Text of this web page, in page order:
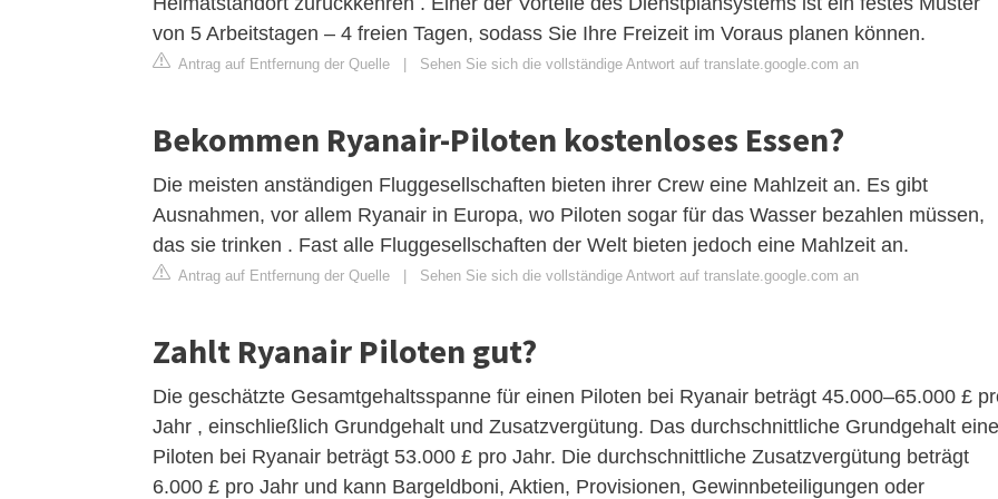
von 5 Arbeitstagen – 4 freien Tagen, sodass Sie Ihre Freizeit im Voraus planen können.
Antrag auf Entfernung der Quelle | Sehen Sie sich die vollständige Antwort auf translate.google.com an
Bekommen Ryanair-Piloten kostenloses Essen?
Die meisten anständigen Fluggesellschaften bieten ihrer Crew eine Mahlzeit an. Es gibt
Ausnahmen, vor allem Ryanair in Europa, wo Piloten sogar für das Wasser bezahlen müssen,
das sie trinken . Fast alle Fluggesellschaften der Welt bieten jedoch eine Mahlzeit an.
Antrag auf Entfernung der Quelle | Sehen Sie sich die vollständige Antwort auf translate.google.com an
Zahlt Ryanair Piloten gut?
Die geschätzte Gesamtgehaltsspanne für einen Piloten bei Ryanair beträgt 45.000–65.000 £
Jahr , einschließlich Grundgehalt und Zusatzvergütung. Das durchschnittliche Grundgehalt
Piloten bei Ryanair beträgt 53.000 £ pro Jahr. Die durchschnittliche Zusatzvergütung beträgt
6.000 £ pro Jahr und kann Bargeldboni, Aktien, Provisionen, Gewinnbeteiligungen oder